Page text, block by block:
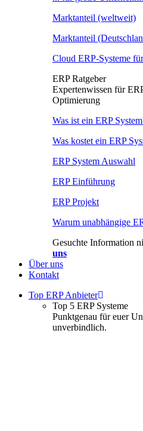
Marktanteil (weltweit)
Marktanteil
Cloud ERP-Systeme
ERP Ratgeber
Expertenwissen für
Optimierung
Was ist ein ERP
Was kostet ein ERP
ERP System Auswahl
ERP Einführung
ERP Projekt
Warum unabhängige
Gesuchte Information
uns
Über uns
Kontakt
Top ERP Anbieter
Top 5 ERP Systeme
Punktgenau für euer
unverbindlich.